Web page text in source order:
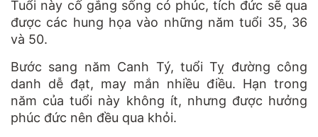
Tuổi này cố gắng sống có phúc, tích đức sẽ qua
được các hung họa vào những năm tuổi 35, 36
và 50.
Bước sang năm Canh Tý, tuổi Tỵ đường công
danh dễ đạt, may mắn nhiều điều. Hạn trong
năm của tuổi này không ít, nhưng được hưởng
phúc đức nên đều qua khỏi.